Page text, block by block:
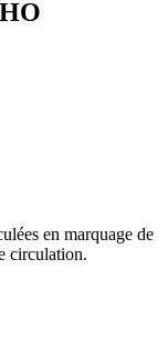
en marquage de
circulation.